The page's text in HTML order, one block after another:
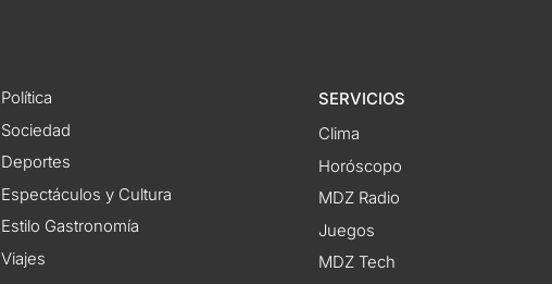
Política
Sociedad
Deportes
Espectáculos y Cultura
Estilo Gastronomía
Viajes
SERVICIOS
Clima
Horóscopo
MDZ Radio
Juegos
MDZ Tech